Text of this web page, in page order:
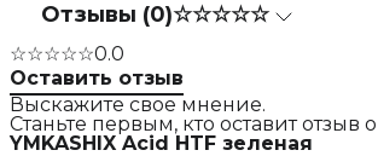
Отзывы (0)☆☆☆☆☆
☆☆☆☆☆0.0
Оставить отзыв
Выскажите свое мнение.
Станьте первым, кто оставит отзыв о
YMKASHIX Acid HTF зеленая